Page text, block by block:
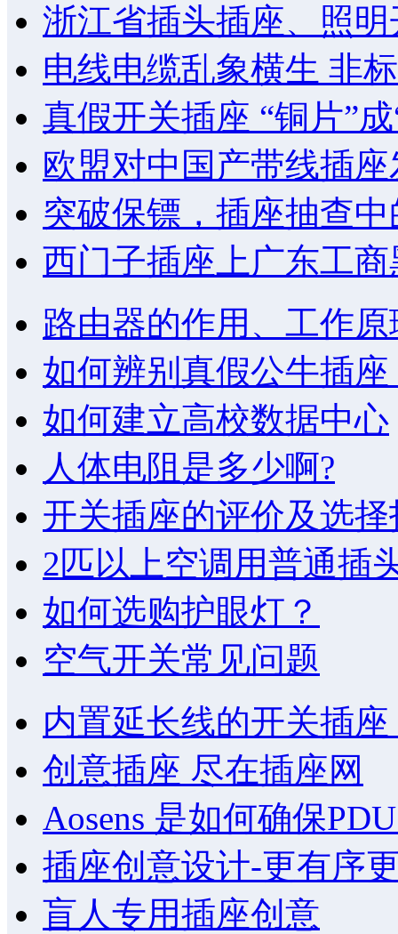
浙江省插头插座、照
电线电缆乱象横生 非
真假开关插座 “铜片”
欧盟对中国产带线插
突破保镖，插座抽查中
西门子插座上广东工
路由器的作用、工作
如何辨别真假公牛插座
如何建立高校数据中心
人体电阻是多少啊?
开关插座的评价及选择
2匹以上空调用普通插
如何选购护眼灯？
空气开关常见问题
内置延长线的开关插
创意插座 尽在插座网
Aosens 是如何确保
插座创意设计-更有序
盲人专用插座创意